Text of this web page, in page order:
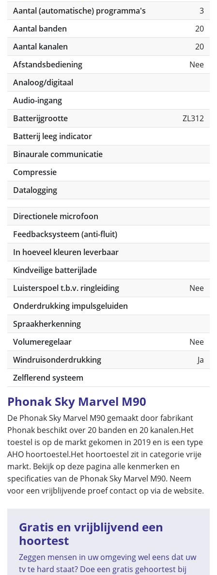
Aantal (automatische) programma's
3
Aantal banden
20
Aantal kanalen
20
Afstandsbediening
Nee
Analoog/digitaal
Audio-ingang
Batterijgrootte
ZL312
Batterij leeg indicator
Binaurale communicatie
Compressie
Datalogging
Directionele microfoon
Feedbacksysteem (anti-fluit)
In hoeveel kleuren leverbaar
Kindveilige batterijlade
Luisterspoel t.b.v. ringleiding
Nee
Onderdrukking impulsgeluiden
Spraakherkenning
Volumeregelaar
Nee
Windruisonderdrukking
Ja
Zelflerend systeem
Phonak Sky Marvel M90
De Phonak Sky Marvel M90 gemaakt door fabrikant
Phonak beschikt over 20 banden en 20 kanalen.Het
toestel is op de markt gekomen in 2019 en is een type
AHO hoortoestel.Het hoortoestel zit in categorie vrije
markt. Bekijk op deze pagina alle kenmerken en
specificaties van de Phonak Sky Marvel M90. Neem
voor een vrijblijvende proef contact op via de website.
Gratis en vrijblijvend een
hoortest
Zeggen mensen in uw omgeving wel eens dat uw
tv te hard staat? Doe een gratis gehoortest bij